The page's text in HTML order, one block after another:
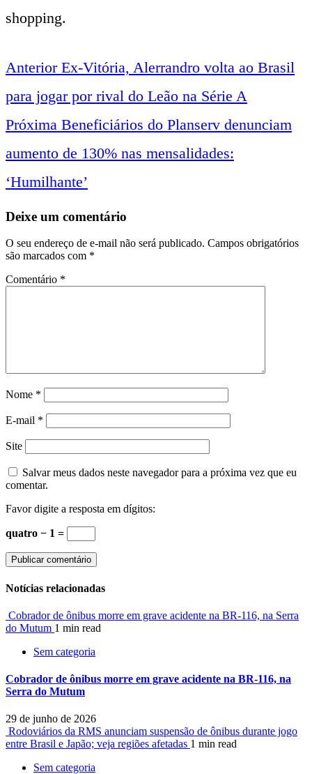
shopping.
Navegação
entre
notícias
AnteriorEx-Vitória, Alerrandro volta ao Brasil
para jogar por rival do Leão na Série A
Próxima Beneficiários do Planserv denunciam
aumento de 130% nas mensalidades:
‘Humilhante’
Deixe um comentário
O seu endereço de e-mail não será publicado. Campos obrigatórios
são marcados com *
Comentário *
Nome *
E-mail *
Site
Salvar meus dados neste navegador para a próxima vez que eu
comentar.
Favor digite a resposta em dígitos:
quatro − 1 =
Notícias relacionadas
Cobrador de ônibus morre em grave acidente na BR-116, na Serra
do Mutum 1 min read
Sem categoria
Cobrador de ônibus morre em grave acidente na BR-116, na
Serra do Mutum
29 de junho de 2026
Rodoviários da RMS anunciam suspensão de ônibus durante jogo
entre Brasil e Japão; veja regiões afetadas 1 min read
Sem categoria